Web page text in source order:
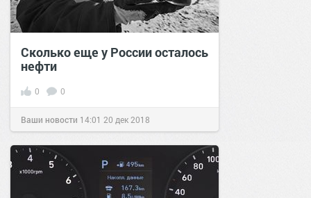
Сколько еще у России осталось
нефти
0 0
Ваши новости 14:01 20 дек 2018